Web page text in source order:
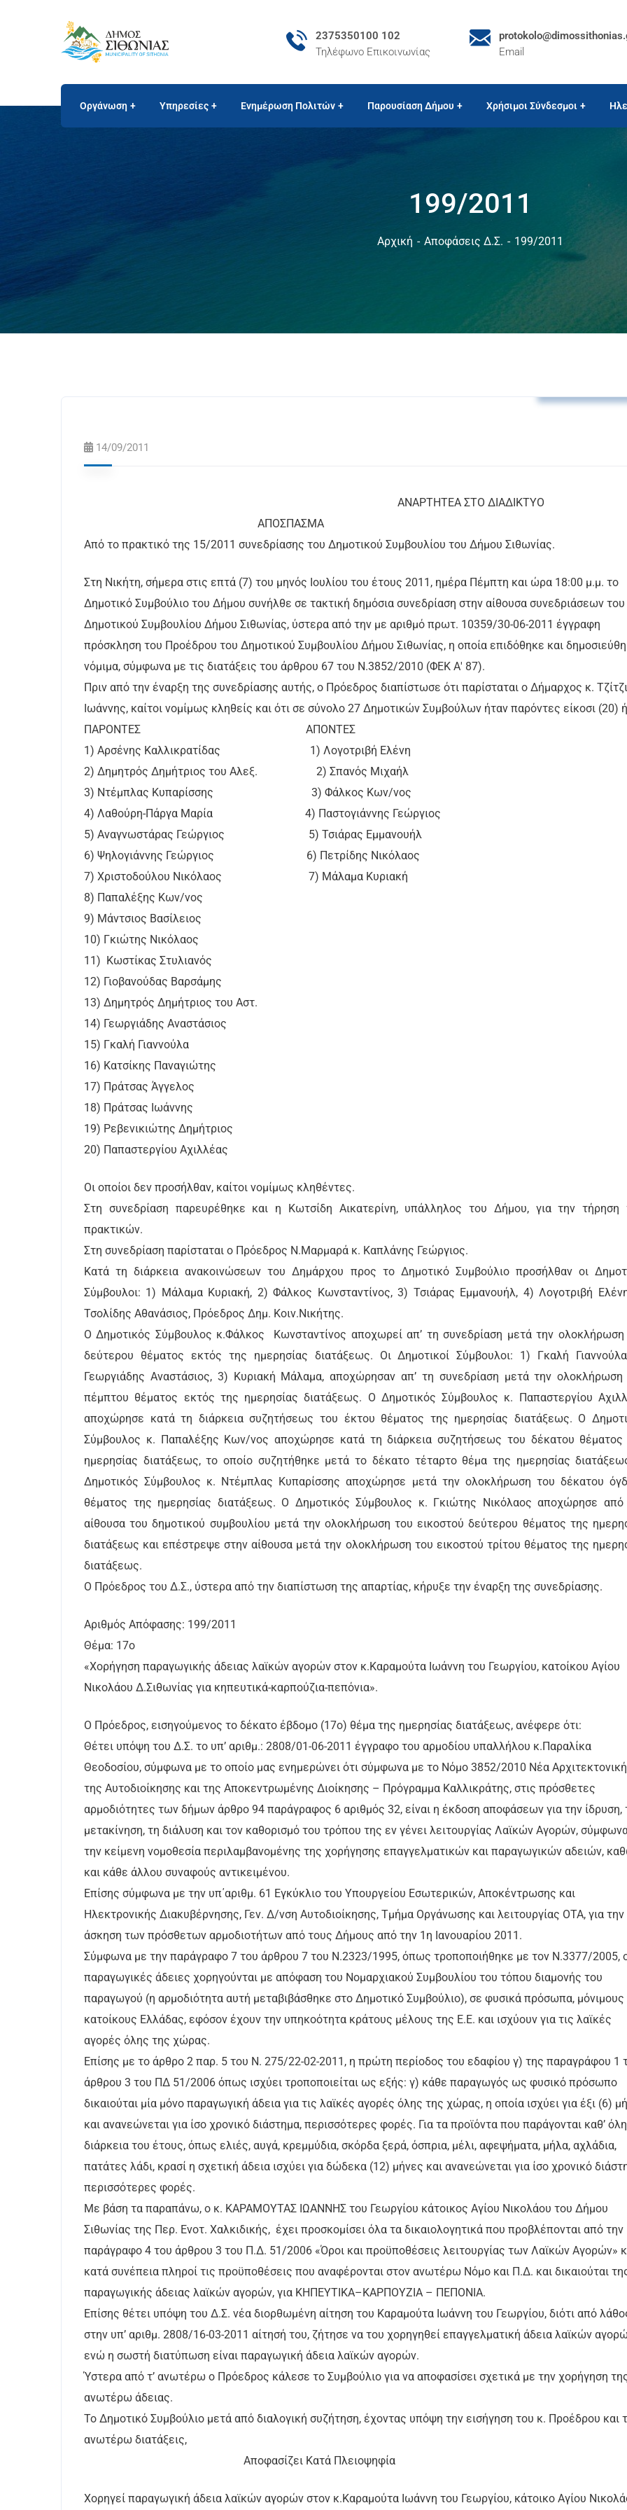
2375350100 102
Τηλέφωνο Επικοινωνίας
Email
Οργάνωση Υπηρεσίες Ενημέρωση Πολιτών Παρουσίαση Δήμου Χρήσιμοι Σύνδεσμοι
199/2011
Αρχική Αποφάσεις Δ.Σ. 199/2011
14/09/2011
ΑΝΑΡΤΗΤΕΑ ΣΤΟ ΔΙΑΔΙΚΤΥΟ
ΑΠΟΣΠΑΣΜΑ
Από το πρακτικό της 15/2011 συνεδρίασης του Δημοτικού Συμβουλίου του Δήμου Σιθωνίας.
Στη Νικήτη, σήμερα στις επτά (7) του μηνός Ιουλίου του έτους 2011, ημέρα Πέμπτη και ώρα 18:00 μ.μ. το
Δημοτικό Συμβούλιο του Δήμου συνήλθε σε τακτική δημόσια συνεδρίαση στην αίθουσα συνεδριάσεων του
Δημοτικού Συμβουλίου Δήμου Σιθωνίας, ύστερα από την με αριθμό πρωτ. 10359/30-06-2011 έγγραφη
πρόσκληση του Προέδρου του Δημοτικού Συμβουλίου Δήμου Σιθωνίας, η οποία επιδόθηκε και
νόμιμα, σύμφωνα με τις διατάξεις του άρθρου 67 του Ν.3852/2010 (ΦΕΚ Α' 87).
Πριν από την έναρξη της συνεδρίασης αυτής, ο Πρόεδρος διαπίστωσε ότι παρίσταται ο Δήμαρχος κ.
Ιωάννης, καίτοι νομίμως κληθείς και ότι σε σύνολο 27 Δημοτικών Συμβούλων ήταν παρόντες είκοσι (20)
ΠΑΡΟΝΤΕΣ ΑΠΟΝΤΕΣ
1) Αρσένης Καλλικρατίδας 1) Λογοτριβή Ελένη
2) Δημητρός Δημήτριος του Αλεξ. 2) Σπανός Μιχαήλ
3) Ντέμπλας Κυπαρίσσης 3) Φάλκος Κων/νος
4) Λαθούρη-Πάργα Μαρία 4) Παστογιάννης Γεώργιος
5) Αναγνωστάρας Γεώργιος 5) Τσιάρας Εμμανουήλ
6) Ψηλογιάννης Γεώργιος 6) Πετρίδης Νικόλαος
7) Χριστοδούλου Νικόλαος 7) Μάλαμα Κυριακή
8) Παπαλέξης Κων/νος
9) Μάντσιος Βασίλειος
10) Γκιώτης Νικόλαος
11) Κωστίκας Στυλιανός
12) Γιοβανούδας Βαρσάμης
13) Δημητρός Δημήτριος του Αστ.
14) Γεωργιάδης Αναστάσιος
15) Γκαλή Γιαννούλα
16) Κατσίκης Παναγιώτης
17) Πράτσας Άγγελος
18) Πράτσας Ιωάννης
19) Ρεβενικιώτης Δημήτριος
20) Παπαστεργίου Αχιλλέας
Οι οποίοι δεν προσήλθαν, καίτοι νομίμως κληθέντες.
Στη συνεδρίαση παρευρέθηκε και η Κωτσίδη Αικατερίνη, υπάλληλος του Δήμου, για την τήρηση
πρακτικών.
Στη συνεδρίαση παρίσταται ο Πρόεδρος Ν.Μαρμαρά κ. Καπλάνης Γεώργιος.
Κατά τη διάρκεια ανακοινώσεων του Δημάρχου προς το Δημοτικό Συμβούλιο προσήλθαν οι
Σύμβουλοι: 1) Μάλαμα Κυριακή, 2) Φάλκος Κωνσταντίνος, 3) Τσιάρας Εμμανουήλ, 4) Λογοτριβή
Τσολίδης Αθανάσιος, Πρόεδρος Δημ. Κοιν.Νικήτης.
Ο Δημοτικός Σύμβουλος κ.Φάλκος Κωνσταντίνος αποχωρεί απ’ τη συνεδρίαση μετά την ολοκλήρωση
δεύτερου θέματος εκτός της ημερησίας διατάξεως. Οι Δημοτικοί Σύμβουλοι: 1) Γκαλή
Γεωργιάδης Αναστάσιος, 3) Κυριακή Μάλαμα, αποχώρησαν απ’ τη συνεδρίαση μετά την ολοκλήρωση
πέμπτου θέματος εκτός της ημερησίας διατάξεως. Ο Δημοτικός Σύμβουλος κ. Παπαστεργίου
αποχώρησε κατά τη διάρκεια συζητήσεως του έκτου θέματος της ημερησίας διατάξεως. Ο
Σύμβουλος κ. Παπαλέξης Κων/νος αποχώρησε κατά τη διάρκεια συζητήσεως του δέκατου θέματος
ημερησίας διατάξεως, το οποίο συζητήθηκε μετά το δέκατο τέταρτο θέμα της ημερησίας
Δημοτικός Σύμβουλος κ. Ντέμπλας Κυπαρίσσης αποχώρησε μετά την ολοκλήρωση του δέκατου
θέματος της ημερησίας διατάξεως. Ο Δημοτικός Σύμβουλος κ. Γκιώτης Νικόλαος αποχώρησε από
αίθουσα του δημοτικού συμβουλίου μετά την ολοκλήρωση του εικοστού δεύτερου θέματος της
διατάξεως και επέστρεψε στην αίθουσα μετά την ολοκλήρωση του εικοστού τρίτου θέματος της
διατάξεως.
Ο Πρόεδρος του Δ.Σ., ύστερα από την διαπίστωση της απαρτίας, κήρυξε την έναρξη της συνεδρίασης.
Αριθμός Απόφασης: 199/2011
Θέμα: 17ο
«Χορήγηση παραγωγικής άδειας λαϊκών αγορών στον κ.Καραμούτα Ιωάννη του Γεωργίου, κατοίκου Αγίου
Νικολάου Δ.Σιθωνίας για κηπευτικά-καρπούζια-πεπόνια».
Ο Πρόεδρος, εισηγούμενος το δέκατο έβδομο (17o) θέμα της ημερησίας διατάξεως, ανέφερε ότι:
Θέτει υπόψη του Δ.Σ. το υπ’ αριθμ.: 2808/01-06-2011 έγγραφο του αρμοδίου υπαλλήλου κ.Παραλίκα
Θεοδοσίου, σύμφωνα με το οποίο μας ενημερώνει ότι σύμφωνα με το Νόμο 3852/2010 Νέα Αρχιτεκτονική
της Αυτοδιοίκησης και της Αποκεντρωμένης Διοίκησης – Πρόγραμμα Καλλικράτης, στις πρόσθετες
αρμοδιότητες των δήμων άρθρο 94 παράγραφος 6 αριθμός 32, είναι η έκδοση αποφάσεων για την ίδρυση,
μετακίνηση, τη διάλυση και τον καθορισμό του τρόπου της εν γένει λειτουργίας Λαϊκών Αγορών,
την κείμενη νομοθεσία περιλαμβανομένης της χορήγησης επαγγελματικών και παραγωγικών αδειών,
και κάθε άλλου συναφούς αντικειμένου.
Επίσης σύμφωνα με την υπ΄αριθμ. 61 Εγκύκλιο του Υπουργείου Εσωτερικών, Αποκέντρωσης και
Ηλεκτρονικής Διακυβέρνησης, Γεν. Δ/νση Αυτοδιοίκησης, Τμήμα Οργάνωσης και λειτουργίας ΟΤΑ, για την
άσκηση των πρόσθετων αρμοδιοτήτων από τους Δήμους από την 1η Ιανουαρίου 2011.
Σύμφωνα με την παράγραφο 7 του άρθρου 7 του Ν.2323/1995, όπως τροποποιήθηκε με τον Ν.3377/2005,
παραγωγικές άδειες χορηγούνται με απόφαση του Νομαρχιακού Συμβουλίου του τόπου διαμονής του
παραγωγού (η αρμοδιότητα αυτή μεταβιβάσθηκε στο Δημοτικό Συμβούλιο), σε φυσικά πρόσωπα, μόνιμους
κατοίκους Ελλάδας, εφόσον έχουν την υπηκοότητα κράτους μέλους της Ε.Ε. και ισχύουν για τις λαϊκές
αγορές όλης της χώρας.
Επίσης με το άρθρο 2 παρ. 5 του Ν. 275/22-02-2011, η πρώτη περίοδος του εδαφίου γ) της παραγράφου 1
άρθρου 3 του ΠΔ 51/2006 όπως ισχύει τροποποιείται ως εξής: γ) κάθε παραγωγός ως φυσικό πρόσωπο
δικαιούται μία μόνο παραγωγική άδεια για τις λαϊκές αγορές όλης της χώρας, η οποία ισχύει για έξι (6)
και ανανεώνεται για ίσο χρονικό διάστημα, περισσότερες φορές. Για τα προϊόντα που παράγονται καθ’
διάρκεια του έτους, όπως ελιές, αυγά, κρεμμύδια, σκόρδα ξερά, όσπρια, μέλι, αφεψήματα, μήλα, αχλάδια,
πατάτες λάδι, κρασί η σχετική άδεια ισχύει για δώδεκα (12) μήνες και ανανεώνεται για ίσο χρονικό
περισσότερες φορές.
Με βάση τα παραπάνω, ο κ. ΚΑΡΑΜΟΥΤΑΣ ΙΩΑΝΝΗΣ του Γεωργίου κάτοικος Αγίου Νικολάου του Δήμου
Σιθωνίας της Περ. Ενοτ. Χαλκιδικής, έχει προσκομίσει όλα τα δικαιολογητικά που προβλέπονται από την
παράγραφο 4 του άρθρου 3 του Π.Δ. 51/2006 «Όροι και προϋποθέσεις λειτουργίας των Λαϊκών Αγορών»
κατά συνέπεια πληροί τις προϋποθέσεις που αναφέρονται στον ανωτέρω Νόμο και Π.Δ. και δικαιούται
παραγωγικής άδειας λαϊκών αγορών, για ΚΗΠΕΥΤΙΚΑ–ΚΑΡΠΟΥΖΙΑ – ΠΕΠΟΝΙΑ.
Επίσης θέτει υπόψη του Δ.Σ. νέα διορθωμένη αίτηση του Καραμούτα Ιωάννη του Γεωργίου, διότι από
στην υπ’ αριθμ. 2808/16-03-2011 αίτησή του, ζήτησε να του χορηγηθεί επαγγελματική άδεια λαϊκών
ενώ η σωστή διατύπωση είναι παραγωγική άδεια λαϊκών αγορών.
Ύστερα από τ’ ανωτέρω ο Πρόεδρος κάλεσε το Συμβούλιο για να αποφασίσει σχετικά με την χορήγηση
ανωτέρω άδειας.
Το Δημοτικό Συμβούλιο μετά από διαλογική συζήτηση, έχοντας υπόψη την εισήγηση του κ. Προέδρου και
ανωτέρω διατάξεις,
Αποφασίζει Κατά Πλειοψηφία
Χορηγεί παραγωγική άδεια λαϊκών αγορών στον κ.Καραμούτα Ιωάννη του Γεωργίου, κάτοικο Αγίου